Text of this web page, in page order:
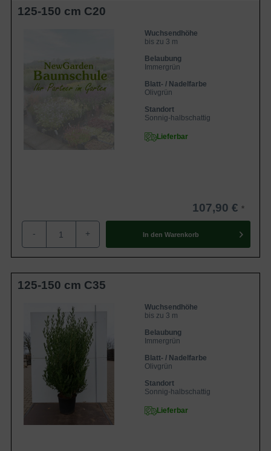
125-150 cm C20
Wuchsendhöhe
bis zu 3 m
Belaubung
Immergrün
Blatt- / Nadelfarbe
Olivgrün
Standort
Sonnig-halbschattig
Lieferbar
107,90 €
- + In den Warenkorb
125-150 cm C35
Wuchsendhöhe
bis zu 3 m
Belaubung
Immergrün
Blatt- / Nadelfarbe
Olivgrün
Standort
Sonnig-halbschattig
Lieferbar